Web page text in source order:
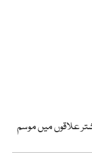
علاقوں میں موسم